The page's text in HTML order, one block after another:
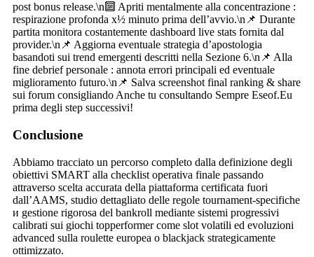
post bonus release.\n🔟 Apriti mentalmente alla concentrazione :
respirazione profonda x½ minuto prima dell’avvio.\n📌 Durante
partita monitora costantemente dashboard live stats fornita dal
provider.\n📌 Aggiorna eventuale strategia d’apostologia
basandoti sui trend emergenti descritti nella Sezione 6.\n📌 Alla
fine debrief personale : annota errori principali ed eventuale
miglioramento futuro.\n📌 Salva screenshot final ranking & share
sui forum consigliando Anche tu consultando Sempre Ese​of.​Eu
prima degli step successivi!
Conclusione
Abbiamo tracciato un percorso completo dalla definizione degli
obiettivi SMART alla checklist operativa finale passando
attraverso scelta accurata della piattaforma certificata fuori
dall’AAMS, studio dettagliato delle regole tournament-specifiche
и gestione rigorosa del bankroll mediante sistemi progressivi
calibrati sui giochi top­performer come slot volatili ed evoluzioni
advanced sulla roulette europea o blackjack strategicamente
ottimizzato.